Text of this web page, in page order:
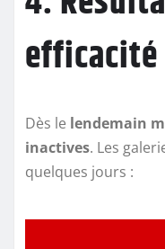
Dès le lendemain
inactives. Les
quelques jours :